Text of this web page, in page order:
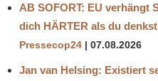
AB SOFORT: EU verhängt
dich HÄRTER als du
Pressecop24 07.08.2026
Jan van Helsing: Existiert